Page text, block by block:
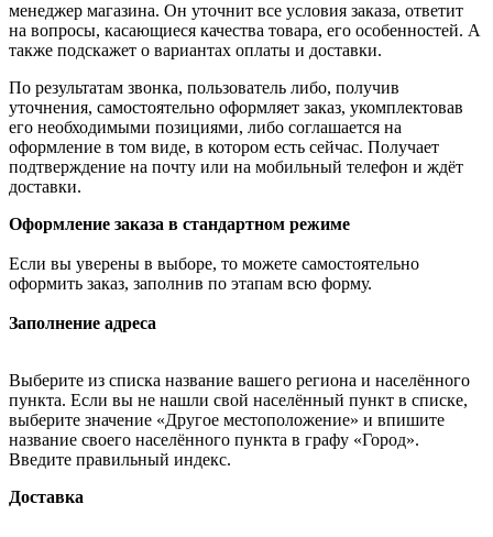
менеджер магазина. Он уточнит все условия заказа, ответит
на вопросы, касающиеся качества товара, его особенностей. А
также подскажет о вариантах оплаты и доставки.
По результатам звонка, пользователь либо, получив
уточнения, самостоятельно оформляет заказ, укомплектовав
его необходимыми позициями, либо соглашается на
оформление в том виде, в котором есть сейчас. Получает
подтверждение на почту или на мобильный телефон и ждёт
доставки.
Оформление заказа в стандартном режиме
Если вы уверены в выборе, то можете самостоятельно
оформить заказ, заполнив по этапам всю форму.
Заполнение адреса
Выберите из списка название вашего региона и населённого
пункта. Если вы не нашли свой населённый пункт в списке,
выберите значение «Другое местоположение» и впишите
название своего населённого пункта в графу «Город».
Введите правильный индекс.
Доставка